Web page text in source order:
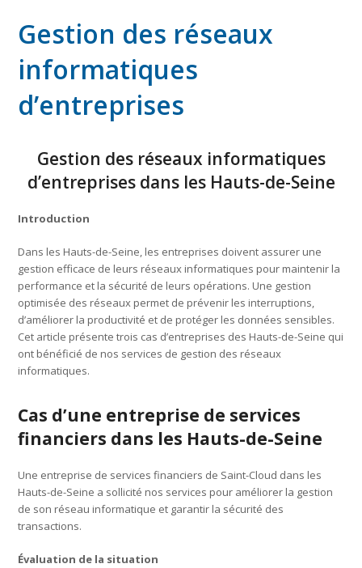
Gestion des réseaux
informatiques
d’entreprises
Gestion des réseaux informatiques
d’entreprises dans les Hauts-de-Seine
Introduction
Dans les Hauts-de-Seine, les entreprises doivent assurer une
gestion efficace de leurs réseaux informatiques pour maintenir la
performance et la sécurité de leurs opérations. Une gestion
optimisée des réseaux permet de prévenir les interruptions,
d’améliorer la productivité et de protéger les données sensibles.
Cet article présente trois cas d’entreprises des Hauts-de-Seine qui
ont bénéficié de nos services de gestion des réseaux
informatiques.
Cas d’une entreprise de services
financiers dans les Hauts-de-Seine
Une entreprise de services financiers de Saint-Cloud dans les
Hauts-de-Seine a sollicité nos services pour améliorer la gestion
de son réseau informatique et garantir la sécurité des
transactions.
Évaluation de la situation